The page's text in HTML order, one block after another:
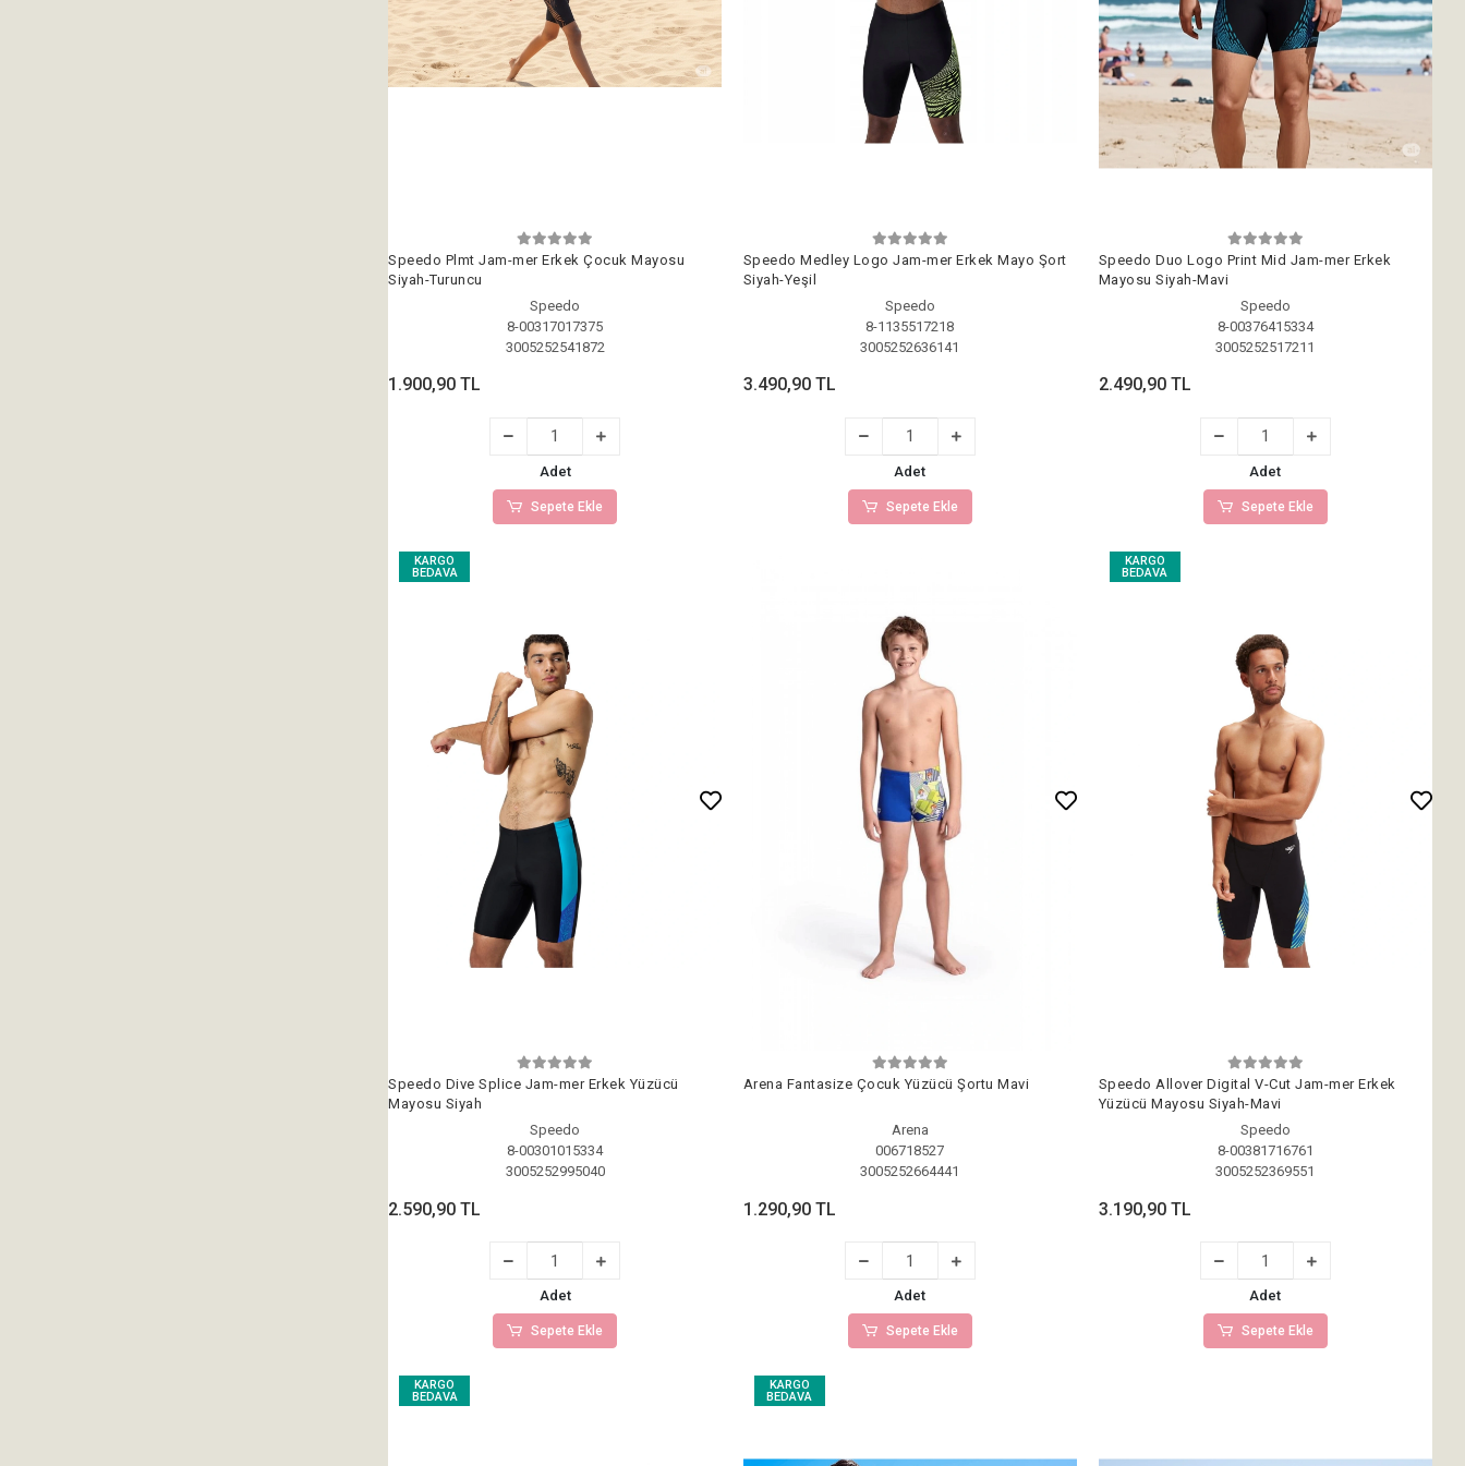
Speedo Plmt Jam-mer Erkek Çocuk Mayosu
Siyah-Turuncu
Speedo
8-00317017375
3005252541872
1.900,90 TL
Adet
Sepete Ekle
Speedo Medley Logo Jam-mer Erkek Mayo Şort
Siyah-Yeşil
Speedo
8-1135517218
3005252636141
3.490,90 TL
Adet
Sepete Ekle
Speedo Duo Logo Print Mid Jam-mer Erkek
Mayosu Siyah-Mavi
Speedo
8-00376415334
3005252517211
2.490,90 TL
Adet
Sepete Ekle
KARGO
BEDAVA
Speedo Dive Splice Jam-mer Erkek Yüzücü
Mayosu Siyah
Speedo
8-00301015334
3005252995040
2.590,90 TL
Adet
Sepete Ekle
Arena Fantasize Çocuk Yüzücü Şortu Mavi
Arena
006718527
3005252664441
1.290,90 TL
Adet
Sepete Ekle
KARGO
BEDAVA
Speedo Allover Digital V-Cut Jam-mer Erkek
Yüzücü Mayosu Siyah-Mavi
Speedo
8-00381716761
3005252369551
3.190,90 TL
Adet
Sepete Ekle
KARGO
BEDAVA
KARGO
BEDAVA